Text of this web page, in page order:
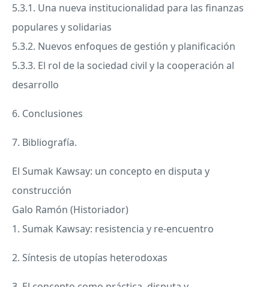
5.3.1. Una nueva institucionalidad para las finanzas
populares y solidarias
5.3.2. Nuevos enfoques de gestión y planificación
5.3.3. El rol de la sociedad civil y la cooperación al
desarrollo
6. Conclusiones
7. Bibliografía.
El Sumak Kawsay: un concepto en disputa y
construcción
Galo Ramón (Historiador)
1. Sumak Kawsay: resistencia y re-encuentro
2. Síntesis de utopías heterodoxas